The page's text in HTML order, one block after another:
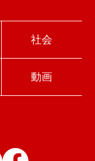
社会
動画